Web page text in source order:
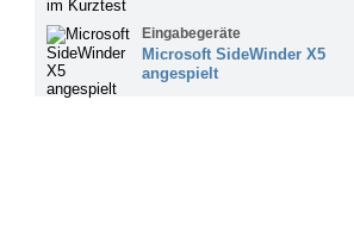
Eingabegeräte
Microsoft SideWinder X5
angespielt